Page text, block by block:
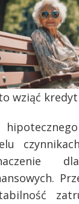
wziąć